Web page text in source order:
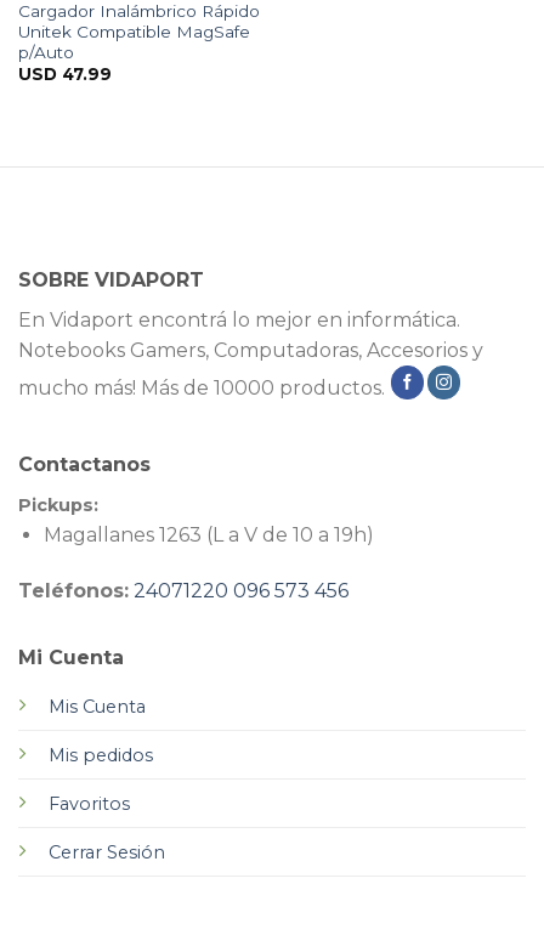
Cargador Inalámbrico Rápido
Unitek Compatible MagSafe
p/Auto
USD 47.99
SOBRE VIDAPORT
En Vidaport encontrá lo mejor en informática.
Notebooks Gamers, Computadoras, Accesorios y
mucho más! Más de 10000 productos.
Mi Cuenta
Mis Cuenta
Mis pedidos
Favoritos
Cerrar Sesión
Contactanos
Pickups:
Magallanes 1263 (L a V de 10 a 19h)
Teléfonos: 24071220 096 573 456